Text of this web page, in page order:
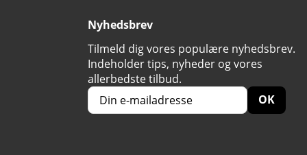
Nyhedsbrev
Tilmeld dig vores populære nyhedsbrev.
Indeholder tips, nyheder og vores
allerbedste tilbud.
OK